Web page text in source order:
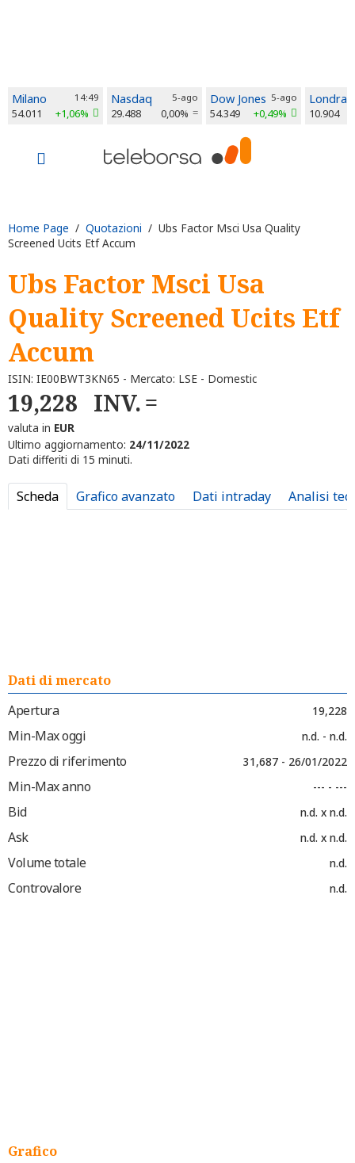
Milano 14:49
54.011 +1,06%
Nasdaq 5-ago
29.488 0,00%
Dow Jones 5-ago
54.349 +0,49%
Londra
10.904
Home Page / Quotazioni / Ubs Factor Msci Usa Quality
Screened Ucits Etf Accum
Ubs Factor Msci Usa
Quality Screened Ucits Etf
Accum
ISIN: IE00BWT3KN65 - Mercato: LSE - Domestic
19,228 INV.
valuta in EUR
Ultimo aggiornamento: 24/11/2022
Dati differiti di 15 minuti.
Scheda Grafico avanzato Dati intraday Analisi
Dati di mercato
Apertura
19,228
Min-Max oggi n.d. - n.d.
Prezzo di riferimento 31,687 - 26/01/2022
Min-Max anno --- - ---
Bid n.d. x n.d.
Ask n.d. x n.d.
Volume totale n.d.
Controvalore n.d.
Grafico